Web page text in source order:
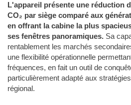
L'appareil présente une réduction
CO₂ par siège comparé aux
en offrant la cabine la plus
ses fenêtres panoramiques. Sa
rentablement les marchés
une flexibilité opérationnelle
fréquences, en fait un outil de
particulièrement adapté aux
régional.